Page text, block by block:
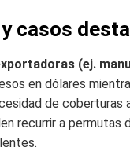
casos
(ej.
en dólares
de coberturas
recurrir a permutas